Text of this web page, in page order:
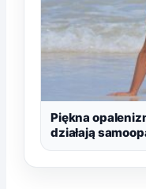
Piękna
działają